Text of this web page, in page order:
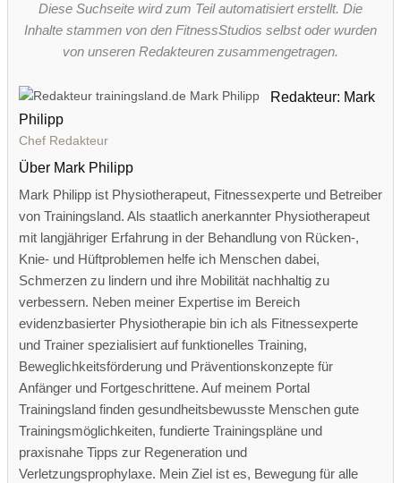
Diese Suchseite wird zum Teil automatisiert erstellt. Die
Inhalte stammen von den FitnessStudios selbst oder wurden
von unseren Redakteuren zusammengetragen.
Redakteur: Mark
Philipp
Chef Redakteur
Über Mark Philipp
Mark Philipp ist Physiotherapeut, Fitnessexperte und Betreiber
von Trainingsland. Als staatlich anerkannter Physiotherapeut
mit langjähriger Erfahrung in der Behandlung von Rücken-,
Knie- und Hüftproblemen helfe ich Menschen dabei,
Schmerzen zu lindern und ihre Mobilität nachhaltig zu
verbessern. Neben meiner Expertise im Bereich
evidenzbasierter Physiotherapie bin ich als Fitnessexperte
und Trainer spezialisiert auf funktionelles Training,
Beweglichkeitsförderung und Präventionskonzepte für
Anfänger und Fortgeschrittene. Auf meinem Portal
Trainingsland finden gesundheitsbewusste Menschen gute
Trainingsmöglichkeiten, fundierte Trainingspläne und
praxisnahe Tipps zur Regeneration und
Verletzungsprophylaxe. Mein Ziel ist es, Bewegung für alle